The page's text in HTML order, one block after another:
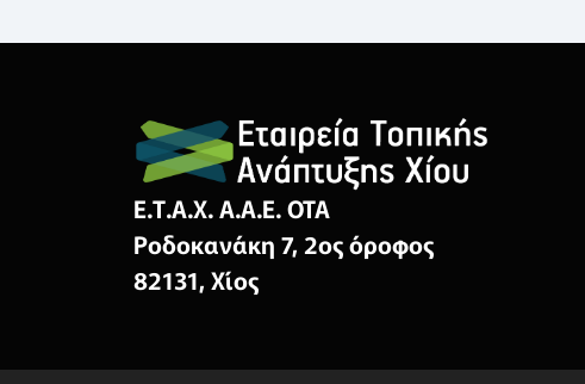
Ε.Τ.Α.Χ. Α.Α.Ε. ΟΤΑ
Ροδοκανάκη 7, 2ος όροφος
82131, Χίος